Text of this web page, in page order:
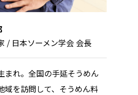
/ 日本ソーメン学会 会長
まれ。全国の手延そうめん
域を訪問して、そうめん料